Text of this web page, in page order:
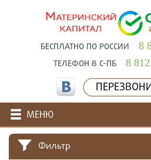
БЕСПЛАТНО ПО РОССИИ 8
ТЕЛЕФОН В С-ПБ 8 812
МЕНЮ
Фильтр